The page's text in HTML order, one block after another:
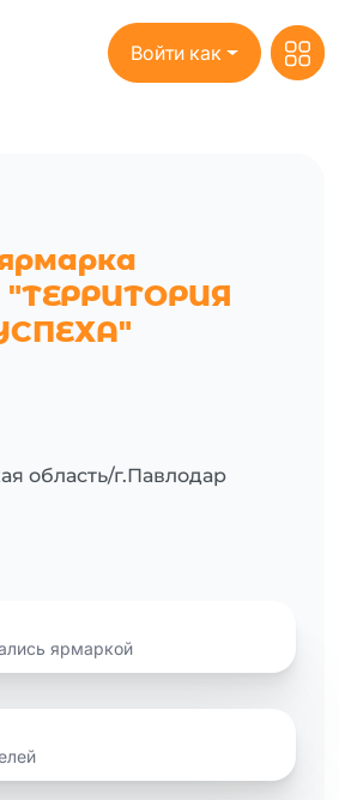
Войти как
"ТЕРРИТОРИЯ
область/г.Павлодар
ярмаркой